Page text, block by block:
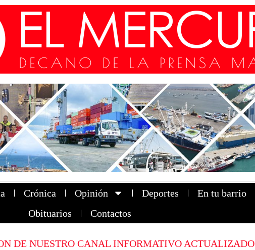
Crónica Opinión Deportes En tu barrio
Obituarios
Contactos
DE NUESTRO CANAL INFORMATIVO ACTUALIZADO